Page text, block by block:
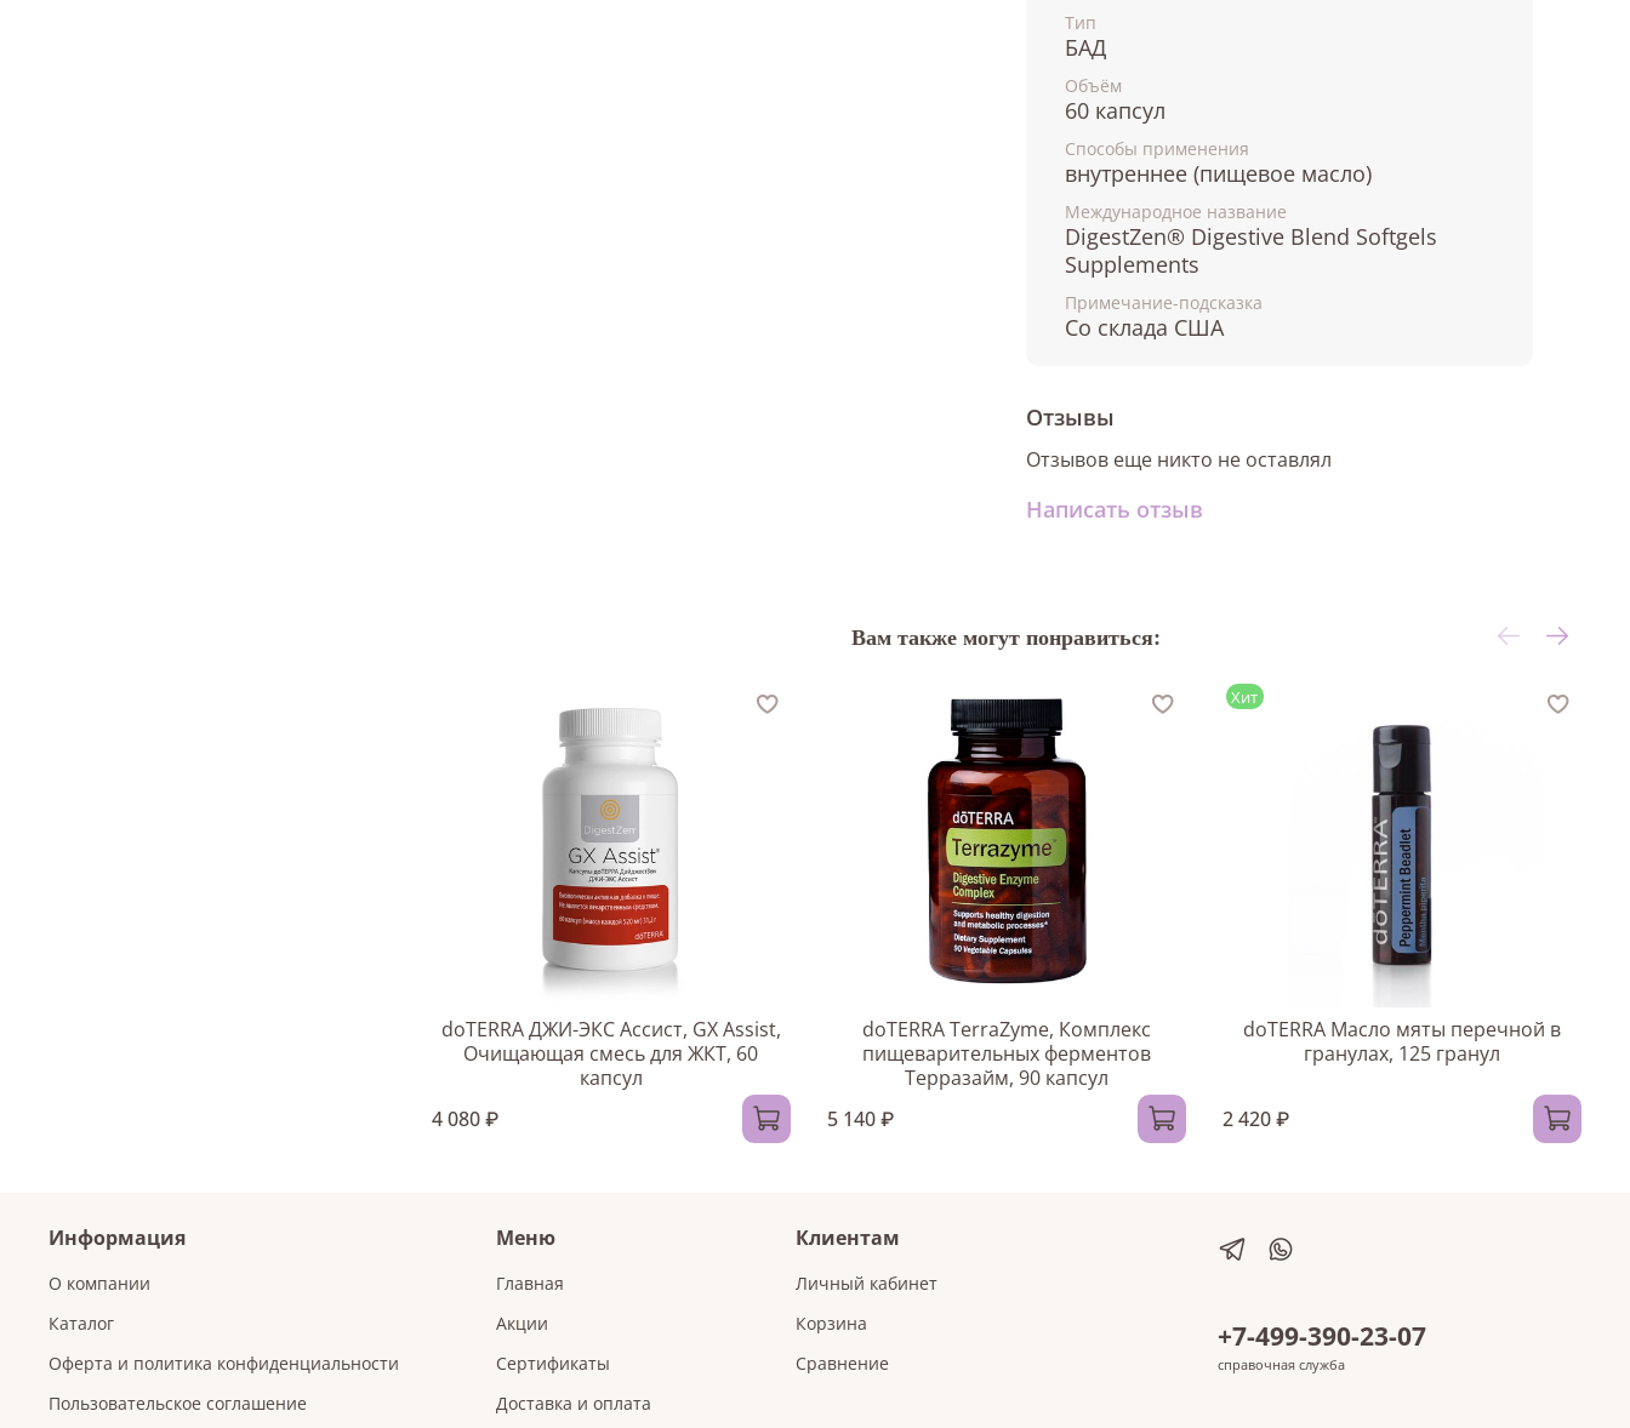
Тип
БАД
Объём
60 капсул
Способы применения
внутреннее (пищевое масло)
Международное название
DigestZen® Digestive Blend Softgels
Supplements
Примечание-подсказка
Со склада США
Отзывы
Отзывов еще никто не оставлял
Написать отзыв
Вам также могут понравиться:
doTERRA ДЖИ-ЭКС Ассист, GX Assist,
Очищающая смесь для ЖКТ, 60
капсул
4 080 ₽
doTERRA TerraZyme, Комплекс
пищеварительных ферментов
Терразайм, 90 капсул
5 140 ₽
Хит
doTERRA Масло мяты перечной в
гранулах, 125 гранул
2 420 ₽
Информация
О компании
Каталог
Оферта и политика конфиденциальности
Пользовательское соглашение
Меню
Главная
Акции
Сертификаты
Доставка и оплата
Клиентам
Личный кабинет
Корзина
Сравнение
+7-499-390-23-07
справочная служба